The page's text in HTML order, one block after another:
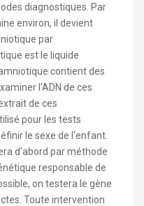
diagnostiques. Par
environ, il devient
par
est le liquide
contient des
l'ADN de ces
de ces
pour les tests
le sexe de l'enfant.
d'abord par méthode
responsable de
on testera le gène
Toute intervention